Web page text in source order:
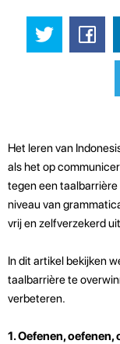
Het leren van
als het op
tegen een taalbarrière
niveau van
vrij en zelfverzekerd
In dit artikel bekijken
taalbarrière te
verbeteren.
1. Oefenen, oefenen,